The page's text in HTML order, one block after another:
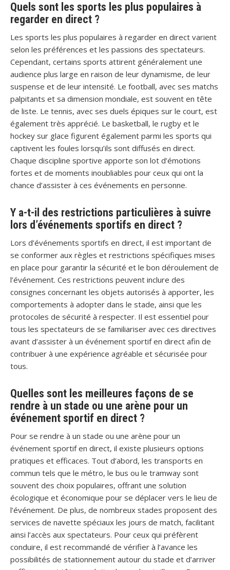
Quels sont les sports les plus populaires à
regarder en direct ?
Les sports les plus populaires à regarder en direct varient
selon les préférences et les passions des spectateurs.
Cependant, certains sports attirent généralement une
audience plus large en raison de leur dynamisme, de leur
suspense et de leur intensité. Le football, avec ses matchs
palpitants et sa dimension mondiale, est souvent en tête
de liste. Le tennis, avec ses duels épiques sur le court, est
également très apprécié. Le basketball, le rugby et le
hockey sur glace figurent également parmi les sports qui
captivent les foules lorsqu’ils sont diffusés en direct.
Chaque discipline sportive apporte son lot d’émotions
fortes et de moments inoubliables pour ceux qui ont la
chance d’assister à ces événements en personne.
Y a-t-il des restrictions particulières à suivre
lors d’événements sportifs en direct ?
Lors d’événements sportifs en direct, il est important de
se conformer aux règles et restrictions spécifiques mises
en place pour garantir la sécurité et le bon déroulement de
l’événement. Ces restrictions peuvent inclure des
consignes concernant les objets autorisés à apporter, les
comportements à adopter dans le stade, ainsi que les
protocoles de sécurité à respecter. Il est essentiel pour
tous les spectateurs de se familiariser avec ces directives
avant d’assister à un événement sportif en direct afin de
contribuer à une expérience agréable et sécurisée pour
tous.
Quelles sont les meilleures façons de se
rendre à un stade ou une arène pour un
événement sportif en direct ?
Pour se rendre à un stade ou une arène pour un
événement sportif en direct, il existe plusieurs options
pratiques et efficaces. Tout d’abord, les transports en
commun tels que le métro, le bus ou le tramway sont
souvent des choix populaires, offrant une solution
écologique et économique pour se déplacer vers le lieu de
l’événement. De plus, de nombreux stades proposent des
services de navette spéciaux les jours de match, facilitant
ainsi l’accès aux spectateurs. Pour ceux qui préfèrent
conduire, il est recommandé de vérifier à l’avance les
possibilités de stationnement autour du stade et d’arriver